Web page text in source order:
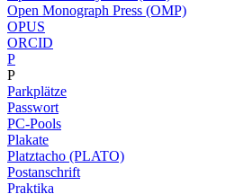
Open Monograph Press (OMP)
OPUS
ORCID
P
P
Parkplätze
Passwort
PC-Pools
Plakate
Platztacho (PLATO)
Postanschrift
Praktika